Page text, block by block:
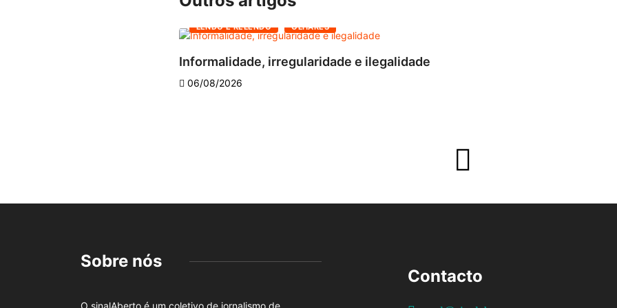
LENDO E RELENDO OLHARES
Informalidade, irregularidade e ilegalidade
06/08/2026
Sobre nós
Contacto